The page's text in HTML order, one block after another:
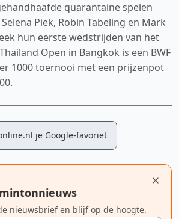
quarantaine spelen
Piek, Robin Tabeling en Mark
hun eerste wedstrijden van het
Open in Bangkok is een BWF
1000 toernooi met een prijzenpot
je Google-favoriet
nieuwsbrief en blijf op de hoogte.